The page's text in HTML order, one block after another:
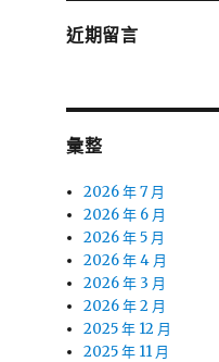
近期留言
彙整
2026 年 7 月
2026 年 6 月
2026 年 5 月
2026 年 4 月
2026 年 3 月
2026 年 2 月
2025 年 12 月
2025 年 11 月